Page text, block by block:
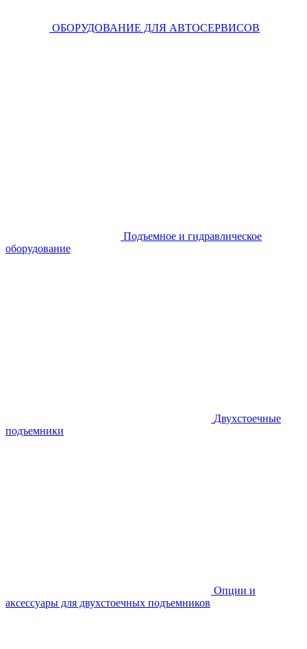
ОБОРУДОВАНИЕ ДЛЯ АВТОСЕРВИСОВ
Подъемное и гидравлическое
оборудование
Двухстоечные
подъемники
Опции и
аксессуары для двухстоечных подъемников